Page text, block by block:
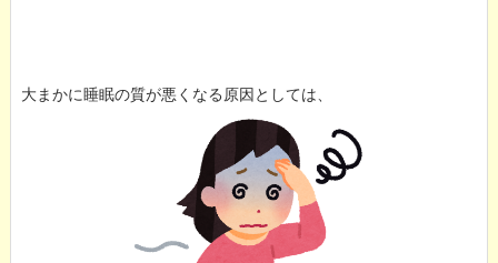
大まかに睡眠の質が悪くなる原因としては、